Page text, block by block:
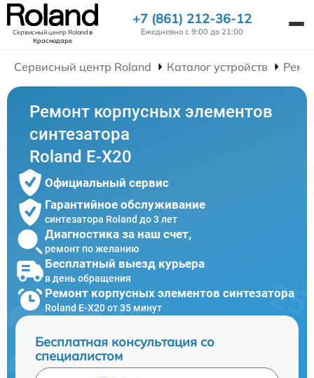
Сервисный центр Rolandв
Краснодаре
+7 (861) 212-36-12
Ежедневно с 9:00 до 21:00
Сервисный центр Roland Каталог устройств
Ремонт корпусных элементов
синтезатора
Roland E-X20
Официальный сервис
Гарантийное обслуживание
синтезатора Roland до 3 лет
Диагностика за наш счет,
ремонт по желанию
Бесплатный выезд курьера
в день обращения
Ремонт корпусных элементов синтезатора
Roland E-X20 от 35 минут
Бесплатная консультация со
специалистом